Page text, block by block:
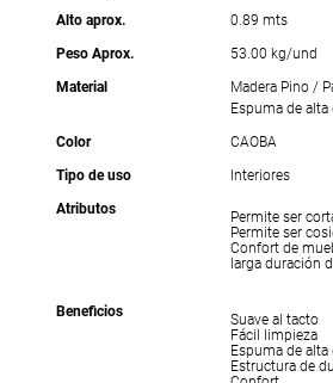
Alto aprox.
0.89 mts
Peso Aprox.
53.00 kg/und
Material
Madera Pino /
Espuma de
Color
CAOBA
Tipo de uso
Interiores
Atributos
Permite ser
Permite ser
Confort de
larga duración
Beneficios
Suave al tacto
Fácil limpieza
Espuma de alta
Estructura de